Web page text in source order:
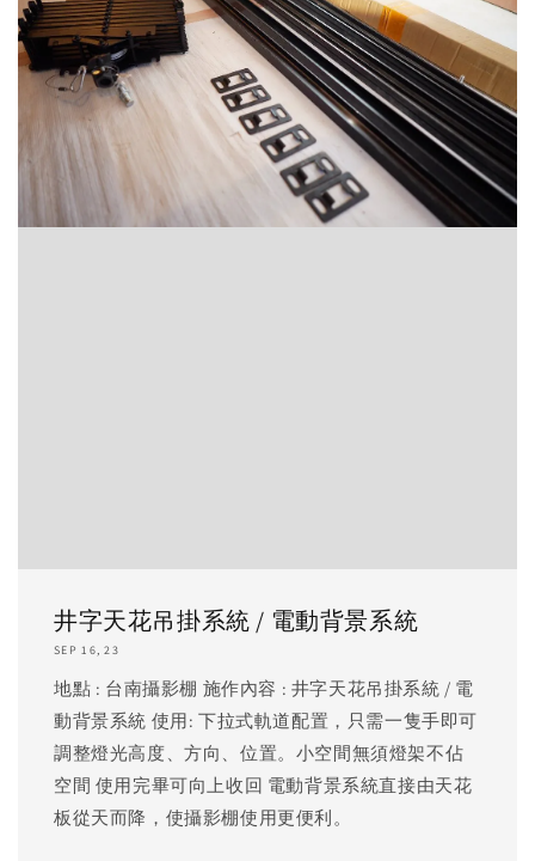
井字天花吊掛系統 / 電動背景系統
SEP 16, 23
地點 : 台南攝影棚 施作內容 : 井字天花吊掛系統 / 電
動背景系統 使用: 下拉式軌道配置，只需一隻手即可
調整燈光高度、方向、位置。小空間無須燈架不佔
空間 使用完畢可向上收回 電動背景系統直接由天花
板從天而降，使攝影棚使用更便利。 ​